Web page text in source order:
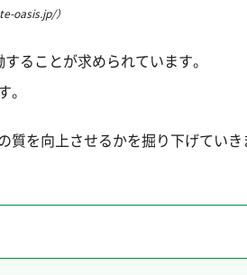
oasis.jp/）
ることが求められています。
を向上させるかを掘り下げていき